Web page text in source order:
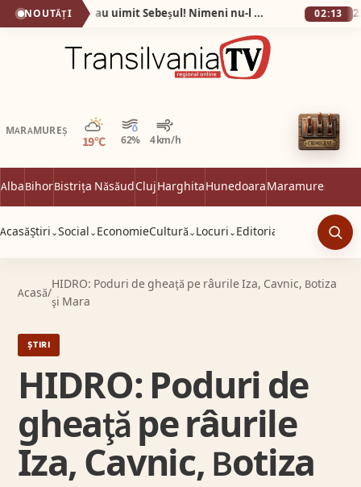
NOUTĂȚI Fotografiile care au uimit Sebeșul! Nimeni nu-l mai recunoaște pe Eugen după ce a slăbit 60 de kilograme în 9 luni! 02:13
MARAMUREȘ
19°C 62% 4 km/h
Parțial noros
AlbaBihorBistrița NăsăudClujHarghitaHunedoaraMaramureș
AcasăȘtiri ⌄Social ⌄ EconomieCultură ⌄ Locuri ⌄ Editorial
Acasă/
HIDRO: Poduri de gheaţă pe râurile Iza, Cavnic, Botiza
şi Mara
ȘTIRI
HIDRO: Poduri de
gheaţă pe râurile
Iza, Cavnic, Botiza